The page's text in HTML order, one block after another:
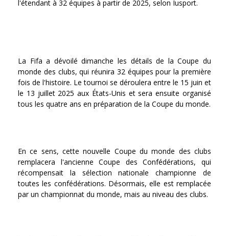
l'étendant à 32 équipes à partir de 2025, selon Iusport.
La Fifa a dévoilé dimanche les détails de la Coupe du
monde des clubs, qui réunira 32 équipes pour la première
fois de l'histoire. Le tournoi se déroulera entre le 15 juin et
le 13 juillet 2025 aux États-Unis et sera ensuite organisé
tous les quatre ans en préparation de la Coupe du monde.
En ce sens, cette nouvelle Coupe du monde des clubs
remplacera l'ancienne Coupe des Confédérations, qui
récompensait la sélection nationale championne de
toutes les confédérations. Désormais, elle est remplacée
par un championnat du monde, mais au niveau des clubs.